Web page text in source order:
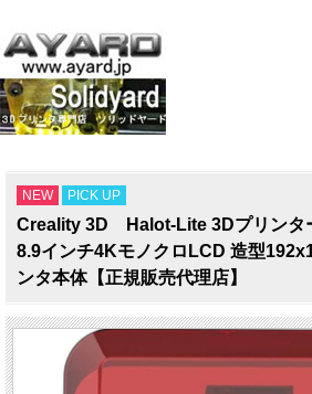
NEW PICK UP
Creality 3D Halot-Lite 3Dプリンタ
8.9インチ4KモノクロLCD 造型
ンタ本体【正規販売代理店】